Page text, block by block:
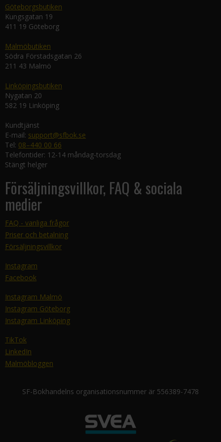
Göteborgsbutiken
Kungsgatan 19
411 19 Göteborg
Malmöbutiken
Södra Förstadsgatan 26
211 43 Malmö
Linköpingsbutiken
Nygatan 20
582 19 Linköping
Kundtjänst
E-mail: support@sfbok.se
Tel: 08–440 00 66
Telefontider: 12-14 måndag-torsdag
Stängt helger
Försäljningsvillkor, FAQ & sociala
medier
FAQ - vanliga frågor
Priser och betalning
Försäljningsvillkor
Instagram
Facebook
Instagram Malmö
Instagram Göteborg
Instagram Linköping
TikTok
LinkedIn
Malmöbloggen
SF-Bokhandelns organisationsnummer är 556389-7478